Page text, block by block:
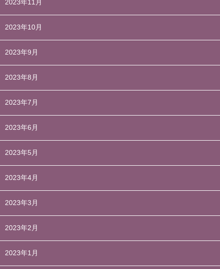
2023年11月
2023年10月
2023年9月
2023年8月
2023年7月
2023年6月
2023年5月
2023年4月
2023年3月
2023年2月
2023年1月